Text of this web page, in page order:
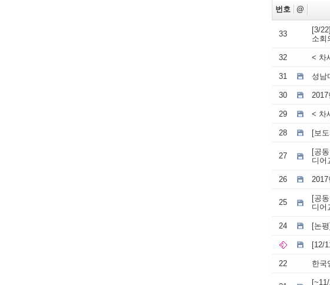
번호 @
33
[3/
소회
32 < 차
31 성남
30
29 < 차
28 [보
27
[공
디어
26
25
[공
디어
24 [논
[12/
22 한국